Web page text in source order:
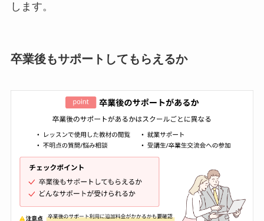
します。
卒業後もサポートしてもらえるか